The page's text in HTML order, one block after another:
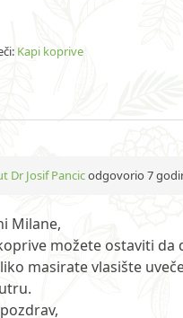
Kapi koprive
Dr Josif Pancicodgovorio 7
Milane,
možete ostaviti da
masirate vlasište